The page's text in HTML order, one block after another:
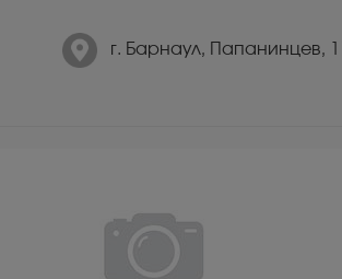
г. Барнаул, Папанинцев,